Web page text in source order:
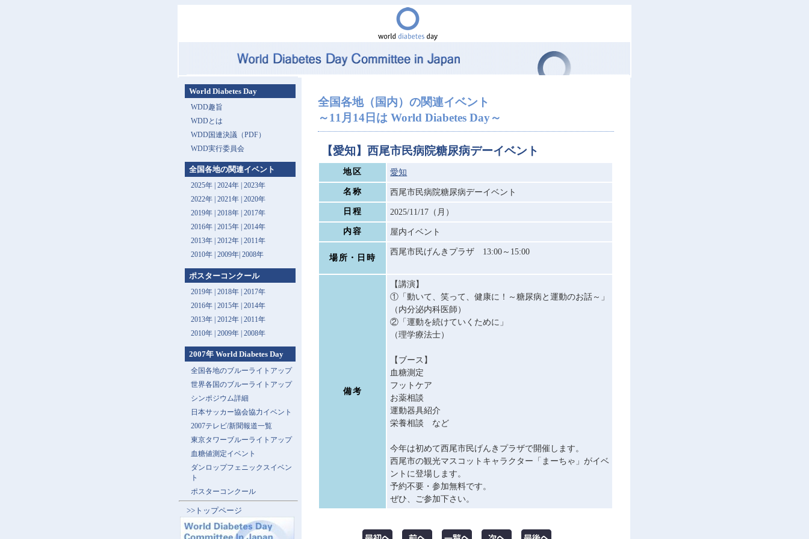
全国各地（国内）の関連イベント
～11月14日は World Diabetes Day～
【愛知】西尾市民病院糖尿病デーイベント
地区 愛知
名称 西尾市民病院糖尿病デーイベント
日程 2025/11/17（月）
内容 屋内イベント
場所・日時
西尾市民げんきプラザ 13:00～15:00
備考
【講演】
①「動いて、笑って、健康に！～糖尿病と運動のお話～」
（内分泌内科医師）
②「運動を続けていくために」
（理学療法士）
【ブース】
血糖測定
フットケア
お薬相談
運動器具紹介
栄養相談 など
今年は初めて西尾市民げんきプラザで開催します。
西尾市の観光マスコットキャラクター「まーちゃ」がイベ
ントに登場します。
予約不要・参加無料です。
ぜひ、ご参加下さい。
World Diabetes Day
WDD趣旨
WDDとは
WDD国連決議（PDF）
WDD実行委員会
全国各地の関連イベント
2025年| 2024年| 2023年
2022年| 2021年| 2020年
2019年| 2018年| 2017年
2016年| 2015年| 2014年
2013年 | 2012年| 2011年
2010年| 2009年| 2008年
ポスターコンクール
2019年 | 2018年 | 2017年
2016年 | 2015年 | 2014年
2013年 | 2012年 | 2011年
2010年 | 2009年 | 2008年
2007年 World Diabetes Day
全国各地のブルーライトアップ
世界各国のブルーライトアップ
シンポジウム詳細
日本サッカー協会協力イベント
2007テレビ/新聞報道一覧
東京タワーブルーライトアップ
血糖値測定イベント
ダンロップフェニックスイベン
ト
ポスターコンクール
>>トップページ